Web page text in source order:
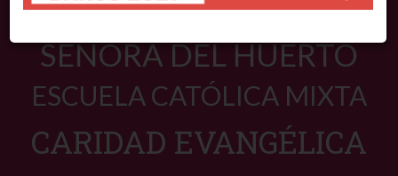
COLEGIO NUESTRA
SEÑORA DEL HUERTO
ESCUELA CATÓLICA MIXTA
CARIDAD EVANGÉLICA